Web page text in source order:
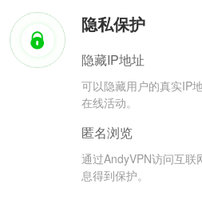
隐私保护
隐藏IP地址
可以隐藏用户的真实IP
在线活动。
匿名浏览
通过AndyVPN访问互联
息得到保护。